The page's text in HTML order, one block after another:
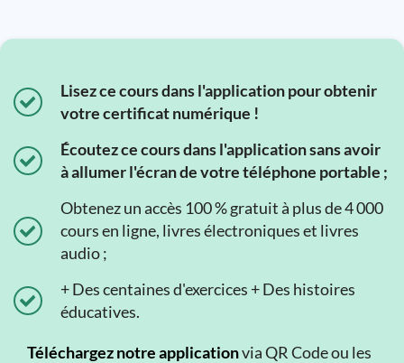
Lisez ce cours dans l'application pour obtenir
votre certificat numérique !
Écoutez ce cours dans l'application sans avoir
à allumer l'écran de votre téléphone portable ;
Obtenez un accès 100 % gratuit à plus de 4 000
cours en ligne, livres électroniques et livres
audio ;
+ Des centaines d'exercices + Des histoires
éducatives.
Téléchargez notre applicationvia QR Code ou les